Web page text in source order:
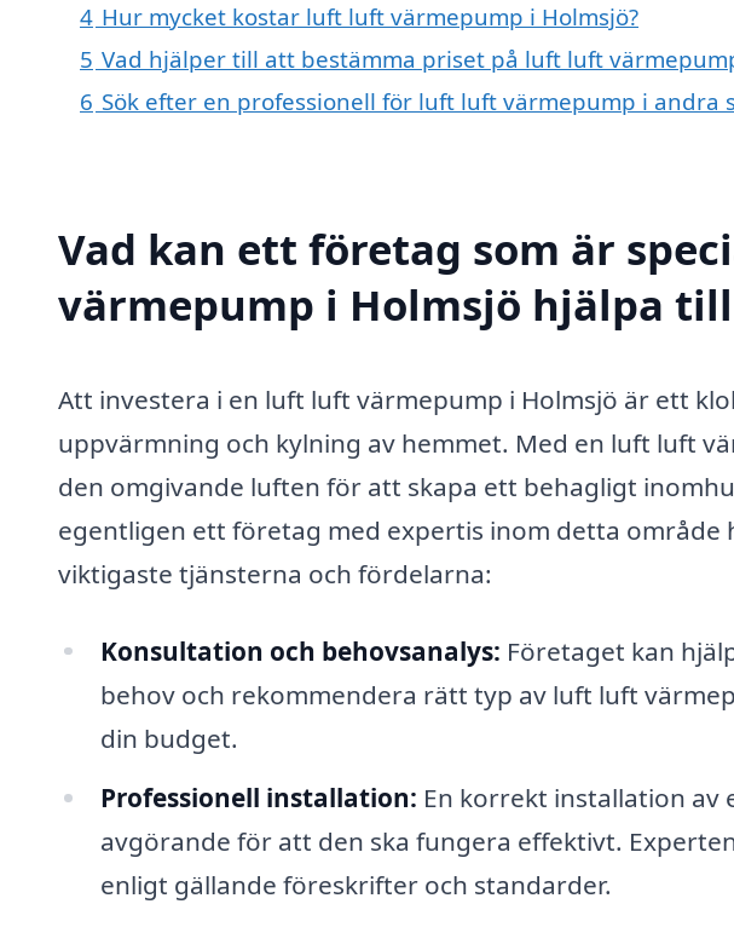
4 Hur mycket kostar luft luft värmepump i Holmsjö?
5 Vad hjälper till att bestämma priset på luft luft
6 Sök efter en professionell för luft luft värmepump i andra
Vad kan ett företag som är
värmepump i Holmsjö hjälpa
Att investera i en luft luft värmepump i Holmsjö är ett
uppvärmning och kylning av hemmet. Med en luft luft
den omgivande luften för att skapa ett behagligt
egentligen ett företag med expertis inom detta område
viktigaste tjänsterna och fördelarna:
Konsultation och behovsanalys: Företaget kan
behov och rekommendera rätt typ av luft luft
din budget.
Professionell installation: En korrekt installation
avgörande för att den ska fungera effektivt.
enligt gällande föreskrifter och standarder.